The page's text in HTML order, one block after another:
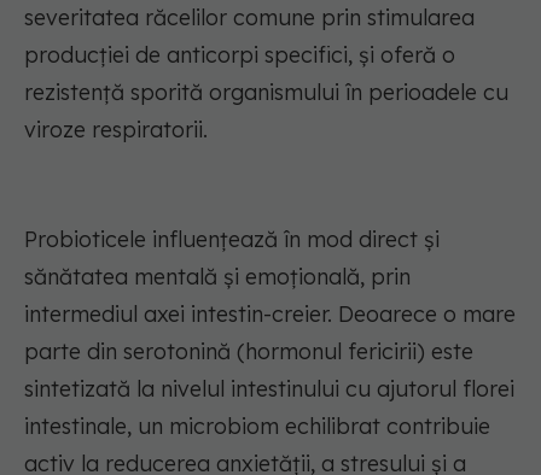
severitatea răcelilor comune prin stimularea
producției de anticorpi specifici, și oferă o
rezistență sporită organismului în perioadele cu
viroze respiratorii.
Probioticele influențează în mod direct și
sănătatea mentală și emoțională, prin
intermediul axei intestin-creier. Deoarece o mare
parte din serotonină (hormonul fericirii) este
sintetizată la nivelul intestinului cu ajutorul florei
intestinale, un microbiom echilibrat contribuie
activ la reducerea anxietății, a stresului și a